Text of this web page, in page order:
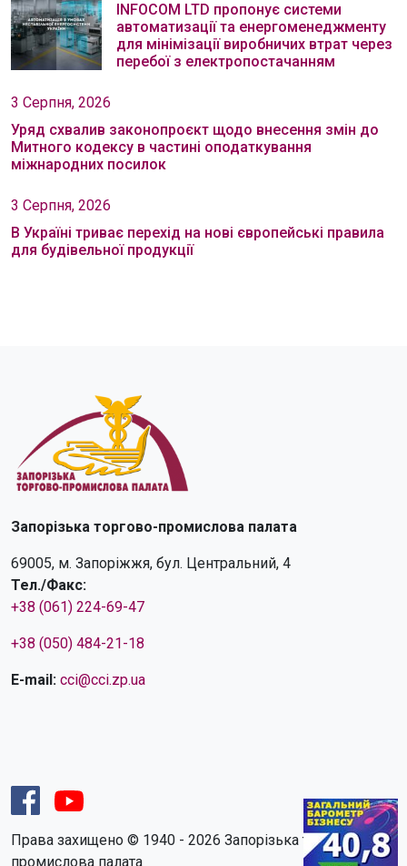
INFOCOM LTD пропонує системи
автоматизації та енергоменеджменту
для мінімізації виробничих втрат через
перебої з електропостачанням
3 Серпня, 2026
Уряд схвалив законопроєкт щодо внесення змін до
Митного кодексу в частині оподаткування
міжнародних посилок
3 Серпня, 2026
В Україні триває перехід на нові європейські правила
для будівельної продукції
Запорізька торгово-промислова палата
69005, м. Запоріжжя, бул. Центральний, 4
Тел./Факс:
+38 (061) 224-69-47
+38 (050) 484-21-18
E-mail: cci@cci.zp.ua
Права захищено © 1940 - 2026 Запорізька торгово-
промислова палата